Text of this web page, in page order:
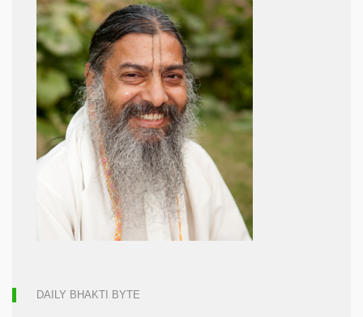
DAILY BHAKTI BYTE